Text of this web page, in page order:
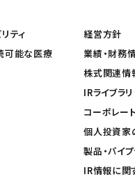
ティ
可能な医療
経営方針
業績・財務
株式関連情
IRライブラリ
コーポレー
個人投資家
製品・パイ
IR情報に関